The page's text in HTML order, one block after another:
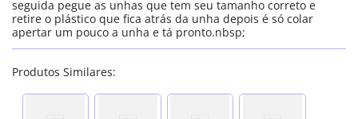
seguida pegue as unhas que tem seu tamanho correto e
retire o plástico que fica atrás da unha depois é só colar
apertar um pouco a unha e tá pronto.nbsp;
Produtos Similares: